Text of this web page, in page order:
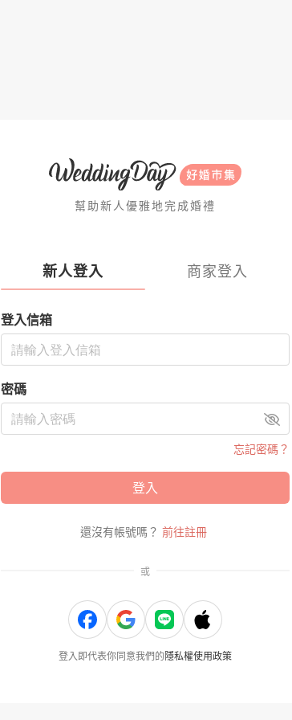
幫助新人優雅地完成婚禮
新人登入 商家登入
登入信箱
密碼
忘記密碼？
登入
還沒有帳號嗎？ 前往註冊
或
登入即代表你同意我們的 隱私權使用政策